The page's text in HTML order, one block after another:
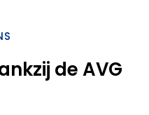
de AVG